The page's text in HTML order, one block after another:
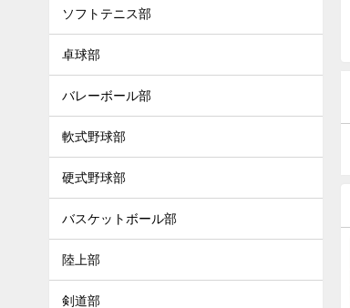
ソフトテニス部
卓球部
バレーボール部
軟式野球部
硬式野球部
バスケットボール部
陸上部
剣道部